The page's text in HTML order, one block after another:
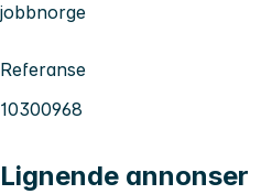
jobbnorge
Referanse
10300968
Lignende annonser